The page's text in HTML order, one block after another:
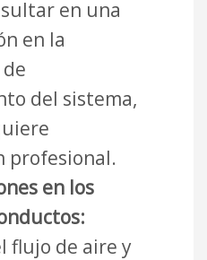
en una
en la
del sistema,
profesional.
en los
flujo de aire y